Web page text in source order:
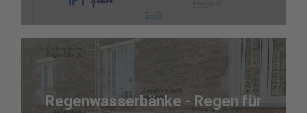
Regenwasserbänke - Regen für